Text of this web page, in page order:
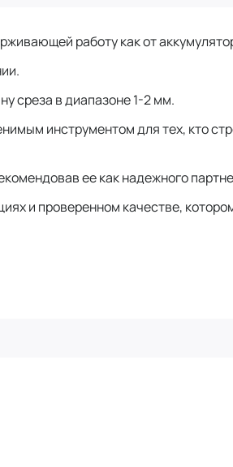
работу как от
среза в диапазоне 1-2 мм.
инструментом для тех, кто
ее как надежного
и проверенном качестве,